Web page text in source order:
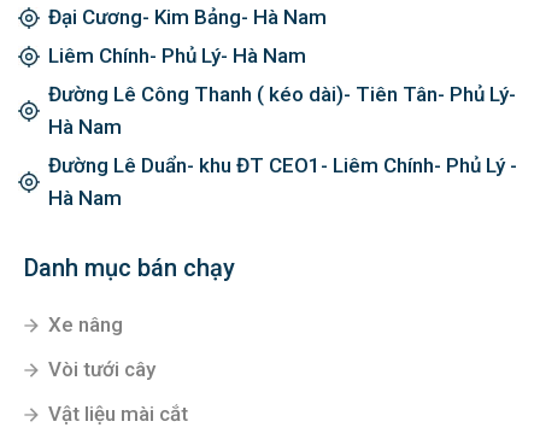
Đại Cương- Kim Bảng- Hà Nam
Liêm Chính- Phủ Lý- Hà Nam
Đường Lê Công Thanh ( kéo dài)- Tiên Tân- Phủ Lý-
Hà Nam
Đường Lê Duẩn- khu ĐT CEO1- Liêm Chính- Phủ Lý -
Hà Nam
Danh mục bán chạy
Xe nâng
Vòi tưới cây
Vật liệu mài cắt